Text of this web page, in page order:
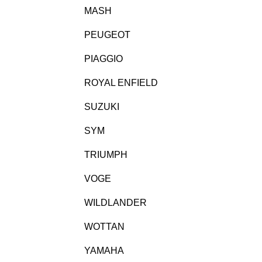
MASH
PEUGEOT
PIAGGIO
ROYAL ENFIELD
SUZUKI
SYM
TRIUMPH
VOGE
WILDLANDER
WOTTAN
YAMAHA